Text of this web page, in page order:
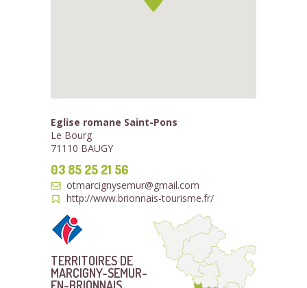
Eglise romane Saint-Pons
Le Bourg
71110 BAUGY
03 85 25 21 56
otmarcignysemur@gmail.com
http://www.brionnais-tourisme.fr/
TERRITOIRES DE
MARCIGNY-SEMUR-